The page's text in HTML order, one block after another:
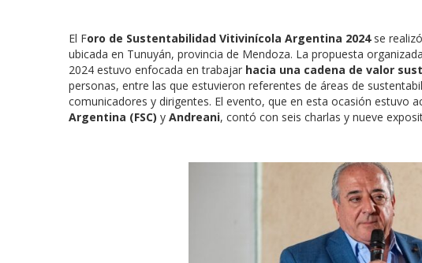
El Foro de Sustentabilidad Vitivinícola Argentina 2024se
ubicada en Tunuyán, provincia de Mendoza. La propuesta
2024 estuvo enfocada en trabajar hacia una cadena de valor
personas, entre las que estuvieron referentes de áreas de
comunicadores y dirigentes. El evento, que en esta ocasión estuvo
Argentina (FSC) y Andreani, contó con seis charlas y nueve